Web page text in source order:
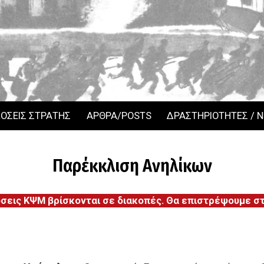
ΣΤΡΑΤΗΣ ΑΡΘΡΑ/POSTS ΔΡΑΣΤΗΡΙΟΤΗΤΕΣ /
Παρέκκλιση Ανηλίκων
ΚΨΜ βρίσκονται σε διακοπές. Θα επιστρέψουμε